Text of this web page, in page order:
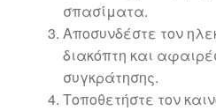
σπασίματα.
Αποσυνδέστε τον
διακόπτη και
συγκράτησης.
Τοποθετήστε τον